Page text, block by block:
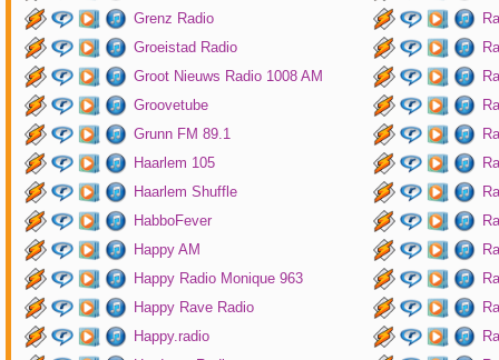
Grenz Radio
Groeistad Radio
Groot Nieuws Radio 1008 AM
Groovetube
Grunn FM 89.1
Haarlem 105
Haarlem Shuffle
HabboFever
Happy AM
Happy Radio Monique 963
Happy Rave Radio
Happy.radio